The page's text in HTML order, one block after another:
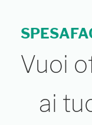
Vuoi
ai